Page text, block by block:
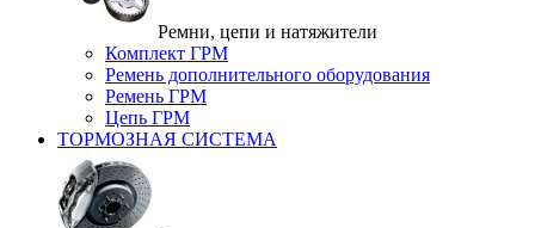
Ремни, цепи и натяжители
Комплект ГРМ
Ремень дополнительного оборудования
Ремень ГРМ
Цепь ГРМ
ТОРМОЗНАЯ СИСТЕМА